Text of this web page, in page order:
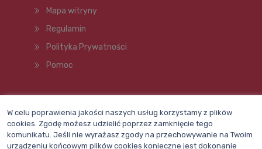
Mapa witryny
Regulamin
Polityka Prywatności
Pomoc
W celu poprawienia jakości naszych usług korzystamy z plików
cookies. Zgodę możesz udzielić poprzez zamknięcie tego
komunikatu. Jeśli nie wyrażasz zgody na przechowywanie na Twoim
urządzeniu końcowym plików cookies konieczne jest dokonanie